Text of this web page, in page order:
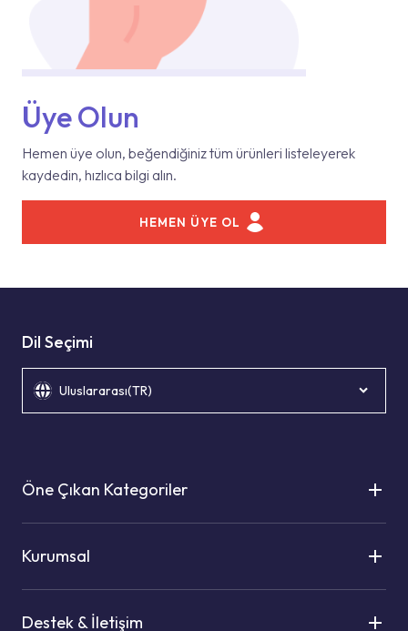
Üye Olun
Hemen üye olun, beğendiğiniz tüm ürünleri listeleyerek
kaydedin, hızlıca bilgi alın.
HEMEN ÜYE OL
Dil Seçimi
Uluslararası(TR)
Öne Çıkan Kategoriler
Kurumsal
Destek & İletişim